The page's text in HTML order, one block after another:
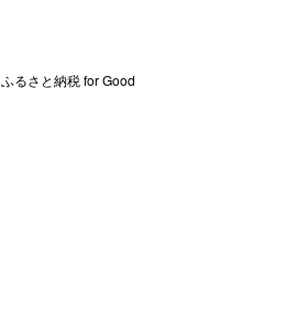
ふるさと納税 for Good